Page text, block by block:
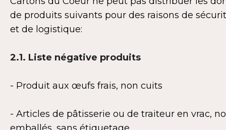
de produits suivants pour des raisons de
et de logistique:
2.1. Liste négative produits
- Produit aux œufs frais, non cuits
- Articles de pâtisserie ou de traiteur en vrac,